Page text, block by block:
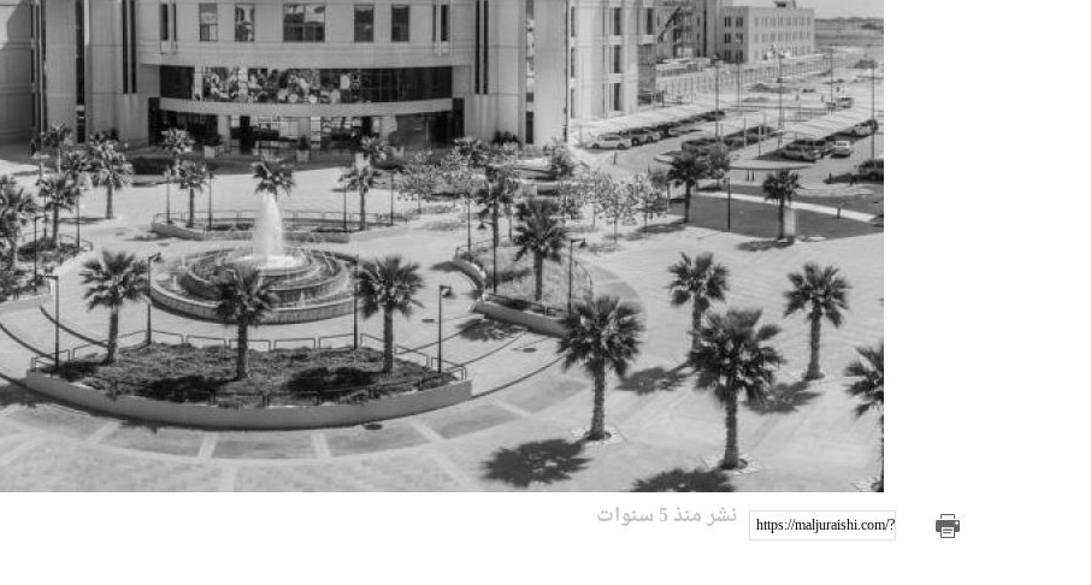
https://maljuraishi.com/?p=2674 نشر منذ 5 سنوات